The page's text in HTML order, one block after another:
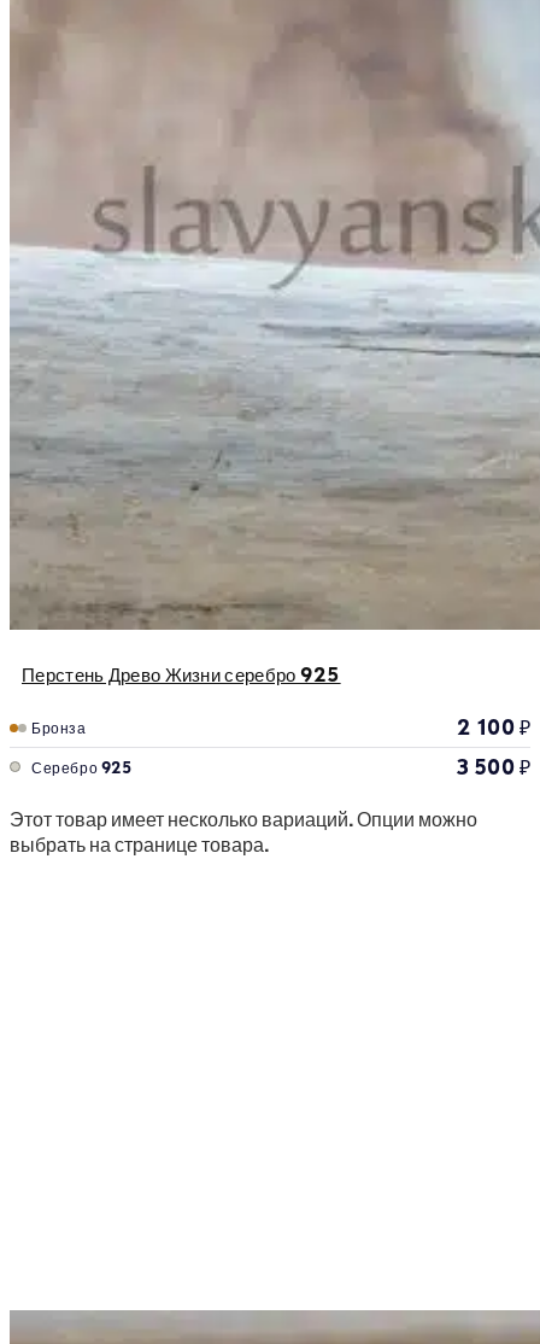
Перстень Древо Жизни серебро 925
Бронза 2 100₽
Серебро 925 3 500₽
Этот товар имеет несколько вариаций. Опции можно
выбрать на странице товара.